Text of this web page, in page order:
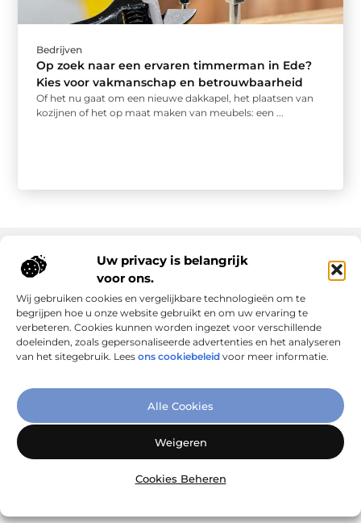
Uw privacy is belangrijk
voor ons.
Wij gebruiken cookies en vergelijkbare technologieën om te
begrijpen hoe u onze website gebruikt en om uw ervaring te
verbeteren. Cookies kunnen worden ingezet voor verschillende
doeleinden, zoals gepersonaliseerde advertenties en het analyseren
van het sitegebruik. Lees ons cookiebeleid voor meer informatie.
Alle Cookies
Weigeren
Cookies Beheren
Bedrijven
Op zoek naar een ervaren timmerman in Ede?
Kies voor vakmanschap en betrouwbaarheid
Of het nu gaat om een nieuwe dakkapel, het plaatsen van
kozijnen of het op maat maken van meubels: een ...
Verbind Artikelen, Deel Inzichten
vandaag nog!
Onze informatie